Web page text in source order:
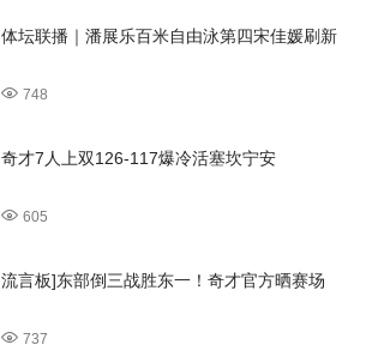
体坛联播｜潘展乐百米自由泳第四宋佳媛刷新
748
奇才7人上双126-117爆冷活塞坎宁安
605
流言板]东部倒三战胜东一！奇才官方晒赛场
737